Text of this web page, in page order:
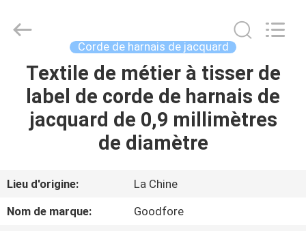
MAISON
VIDÉOS
Goodfore
Corde de harnais de jacquard
Textile de métier à tisser de
label de corde de harnais de
jacquard de 0,9 millimètres
de diamètre
Lieu d'origine:
La Chine
Nom de marque:
Goodfore